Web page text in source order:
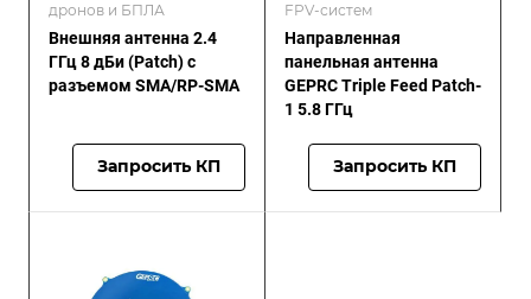
дронов и БПЛА
Внешняя антенна 2.4
ГГц 8 дБи (Patch) с
разъемом SMA/RP-SMA
Запросить КП
FPV-систем
Направленная
панельная антенна
GEPRC Triple Feed Patch-
1 5.8 ГГц
Запросить КП